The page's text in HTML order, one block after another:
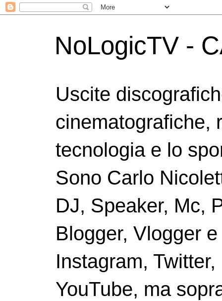
NoLogicTV -
Uscite
cinematografiche,
tecnologia e lo
Sono Carlo
DJ, Speaker, Mc,
Blogger, Vlogger
Instagram,
YouTube, ma